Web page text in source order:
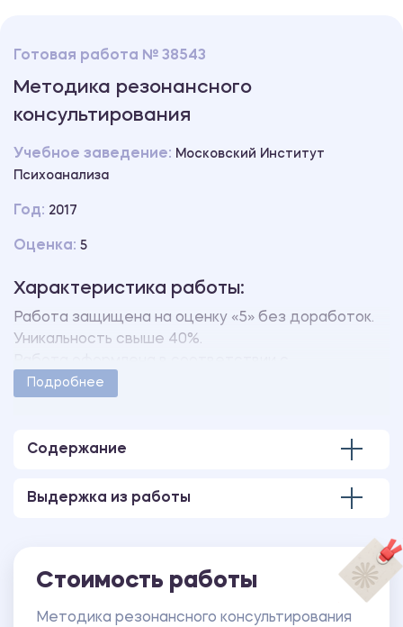
Готовая работа № 38543
Методика резонансного
консультирования
Учебное заведение: Московский Институт
Психоанализа
Год: 2017
Оценка: 5
Характеристика работы:
Работа защищена на оценку «5» без доработок.
Уникальность свыше 40%.
методическими указаниями учебного заведения.
Подробнее
Содержание
Выдержка из работы
Стоимость работы
Методика резонансного консультирования